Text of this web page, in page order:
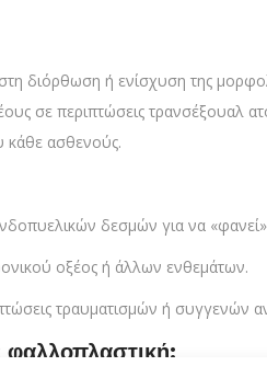
διόρθωση ή ενίσχυση της
σε περιπτώσεις τρανσέξουαλ
κάθε ασθενούς.
δεσμών για να
οξέος ή άλλων ενθεμάτων.
τραυματισμών ή συγγενών
φαλλοπλαστική;